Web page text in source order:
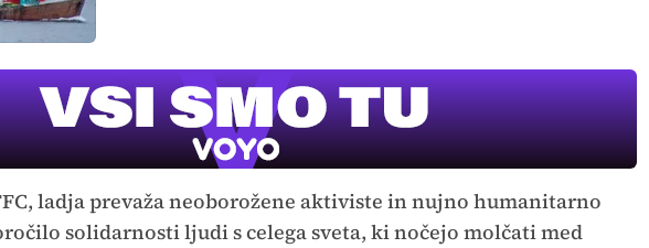
ladja prevaža neoborožene aktiviste in nujno humanitarno
solidarnosti ljudi s celega sveta, ki nočejo molčati med